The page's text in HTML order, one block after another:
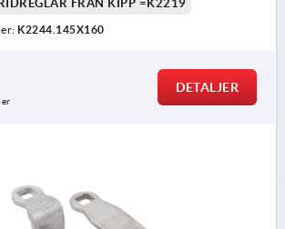
FRÅN KIPP =K2219
K2244.145X160
DETALJER